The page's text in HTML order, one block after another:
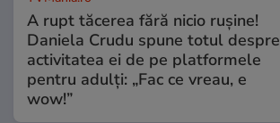
A rupt tăcerea fără nicio rușine!
Daniela Crudu spune totul despre
activitatea ei de pe platformele
pentru adulți: „Fac ce vreau, e
wow!”